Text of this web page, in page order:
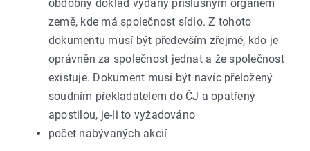
obdobný doklad vydaný příslušným orgánem
země, kde má společnost sídlo. Z tohoto
dokumentu musí být především zřejmé, kdo je
oprávněn za společnost jednat a že společnost
existuje. Dokument musí být navíc přeložený
soudním překladatelem do ČJ a opatřený
apostilou, je-li to vyžadováno
počet nabývaných akcií